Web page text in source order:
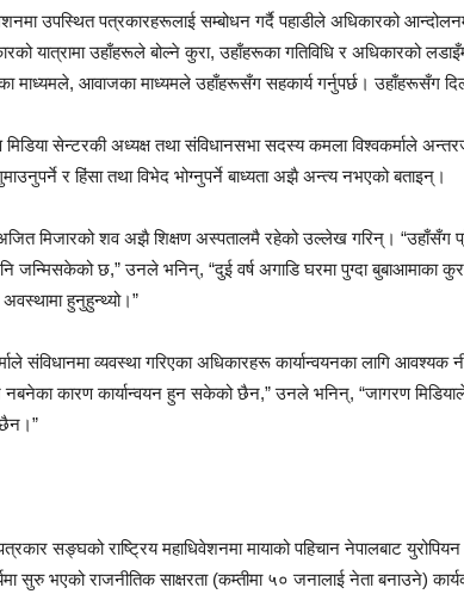
उपस्थित पत्रकारहरूलाई सम्बोधन गर्दै पहाडीले अधिकारको
यात्रामा उहाँहरूले बोल्ने कुरा, उहाँहरूका गतिविधि र अधिकारको
माध्यमले, आवाजका माध्यमले उहाँहरूसँग सहकार्य गर्नुपर्छ। उहाँहरूसँग
सेन्टरकी अध्यक्ष तथा संविधानसभा सदस्य कमला विश्वकर्माले
र हिंसा तथा विभेद भोग्नुपर्ने बाध्यता अझै अन्त्य नभएको बताइन्।
मिजारको शव अझै शिक्षण अस्पतालमै रहेको उल्लेख गरिन्। “उहाँसँग
जन्मिसकेको छ,” उनले भनिन्, “दुई वर्ष अगाडि घरमा पुग्दा बुबाआमाका
हुनुहुन्थ्यो।”
संविधानमा व्यवस्था गरिएका अधिकारहरू कार्यान्वयनका लागि
नबनेका कारण कार्यान्वयन हुन सकेको छैन,” उनले भनिन्, “जागरण
सङ्घको राष्ट्रिय महाधिवेशनमा मायाको पहिचान नेपालबाट
सुरु भएको राजनीतिक साक्षरता (कम्तीमा ५० जनालाई नेता बनाउने)